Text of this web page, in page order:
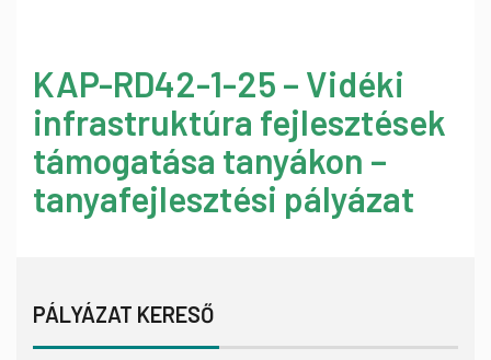
KAP-RD42-1-25 – Vidéki
infrastruktúra fejlesztések
támogatása tanyákon –
tanyafejlesztési pályázat
PÁLYÁZAT KERESŐ